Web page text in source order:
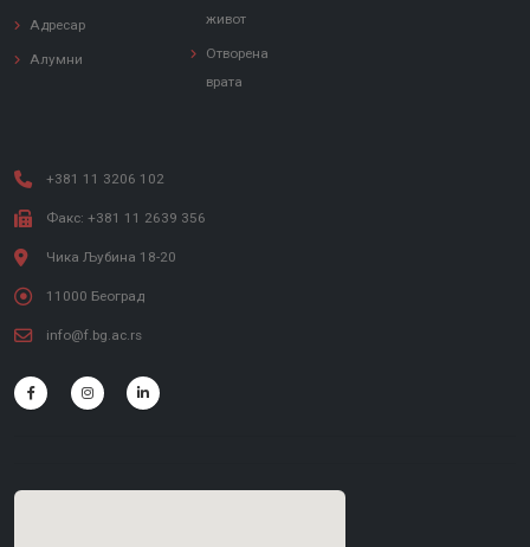
Адресар
Алумни
живот
Отворена
врата
+381 11 3206 102
Факс: +381 11 2639 356
Чика Љубина 18-20
11000 Београд
info@f.bg.ac.rs